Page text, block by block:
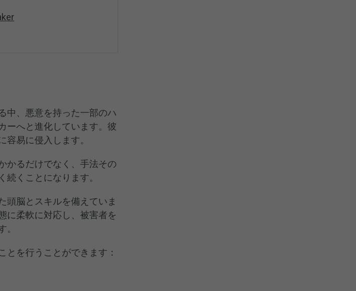
中、悪意を持った一部のハ
ーへと進化しています。彼
易に侵入します。
かるだけでなく、手法その
くことになります。
頭脳とスキルを備えていま
に柔軟に対応し、被害者を
。
とを行うことができます：